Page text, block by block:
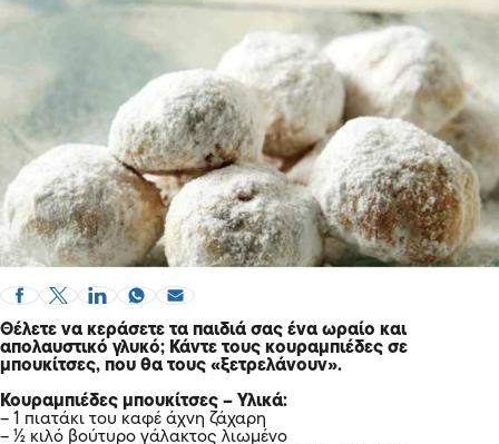
Θέλετε να κεράσετε τα παιδιά σας ένα ωραίο και
απολαυστικό γλυκό; Κάντε τους κουραμπιέδες σε
μπουκίτσες, που θα τους «ξετρελάνουν».
Κουραμπιέδες μπουκίτσες – Υλικά:
– 1 πιατάκι του καφέ άχνη ζάχαρη
– ½ κιλό βούτυρο γάλακτος λιωμένο